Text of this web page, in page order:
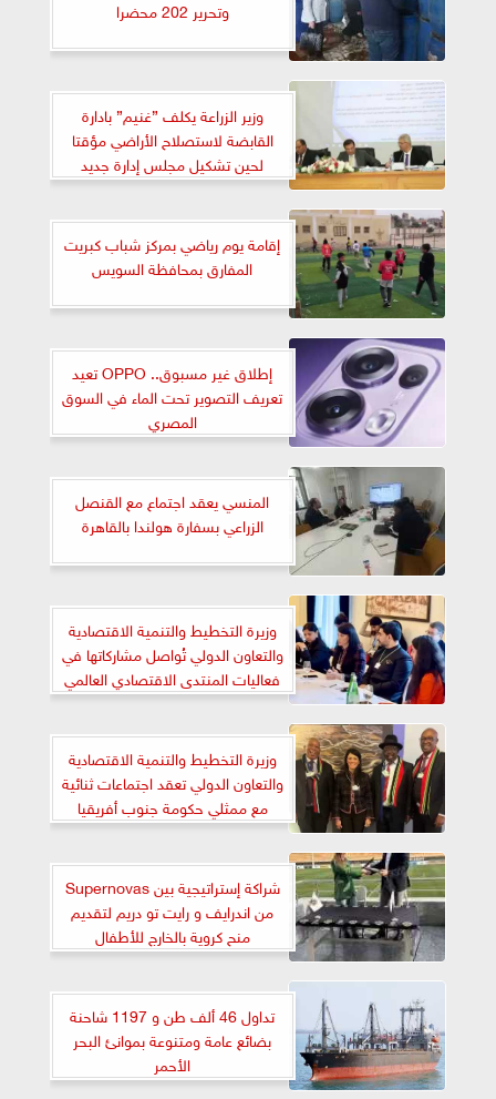
وتحرير 202 محضرا
وزير الزراعة يكلف ”غنيم” بادارة
القابضة لاستصلاح الأراضي مؤقتا
لحين تشكيل مجلس إدارة جديد
للشركة
إقامة يوم رياضي بمركز شباب كبريت
المفارق بمحافظة السويس
إطلاق غير مسبوق.. OPPO تعيد
تعريف التصوير تحت الماء في السوق
المصري
المنسي يعقد اجتماع مع القنصل
الزراعي بسفارة هولندا بالقاهرة
وزيرة التخطيط والتنمية الاقتصادية
والتعاون الدولي تُواصل مشاركاتها في
فعاليات المنتدى الاقتصادي العالمي
«دافوس» 2025
وزيرة التخطيط والتنمية الاقتصادية
والتعاون الدولي تعقد اجتماعات ثنائية
مع ممثلي حكومة جنوب أفريقيا
وباكستان خلال فعاليات المنتدى
شراكة إستراتيجية بين Supernovas
من اندرايف و رايت تو دريم لتقديم
منح كروية بالخارج للأطفال
تداول 46 ألف طن و 1197 شاحنة
بضائع عامة ومتنوعة بموانئ البحر
الأحمر